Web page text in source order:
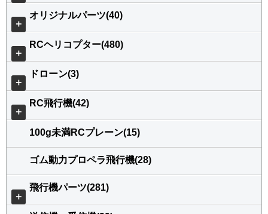
＋
オリジナルパーツ(40)
＋
RCヘリコプター(480)
＋
ドローン(3)
＋
RC飛行機(42)
100g未満RCプレーン(15)
ゴム動力プロペラ飛行機(28)
＋
飛行機パーツ(281)